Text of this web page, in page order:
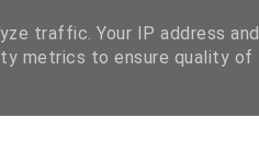
traffic. Your IP address and
metrics to ensure quality of